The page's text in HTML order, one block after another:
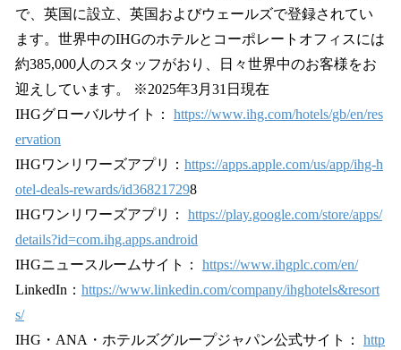
で、英国に設立、英国およびウェールズで登録されてい
ます。世界中のIHGのホテルとコーポレートオフィスには
約385,000人のスタッフがおり、日々世界中のお客様をお
迎えしています。 ※2025年3月31日現在
IHGグローバルサイト： https://www.ihg.com/hotels/gb/en/res
ervation
IHGワンリワーズアプリ： https://apps.apple.com/us/app/ihg-h
otel-deals-rewards/id368217298
IHGワンリワーズアプリ： https://play.google.com/store/apps/
details?id=com.ihg.apps.android
IHGニュースルームサイト： https://www.ihgplc.com/en/
LinkedIn： https://www.linkedin.com/company/ihghotels&resort
s/
IHG・ANA・ホテルズグループジャパン公式サイト： http